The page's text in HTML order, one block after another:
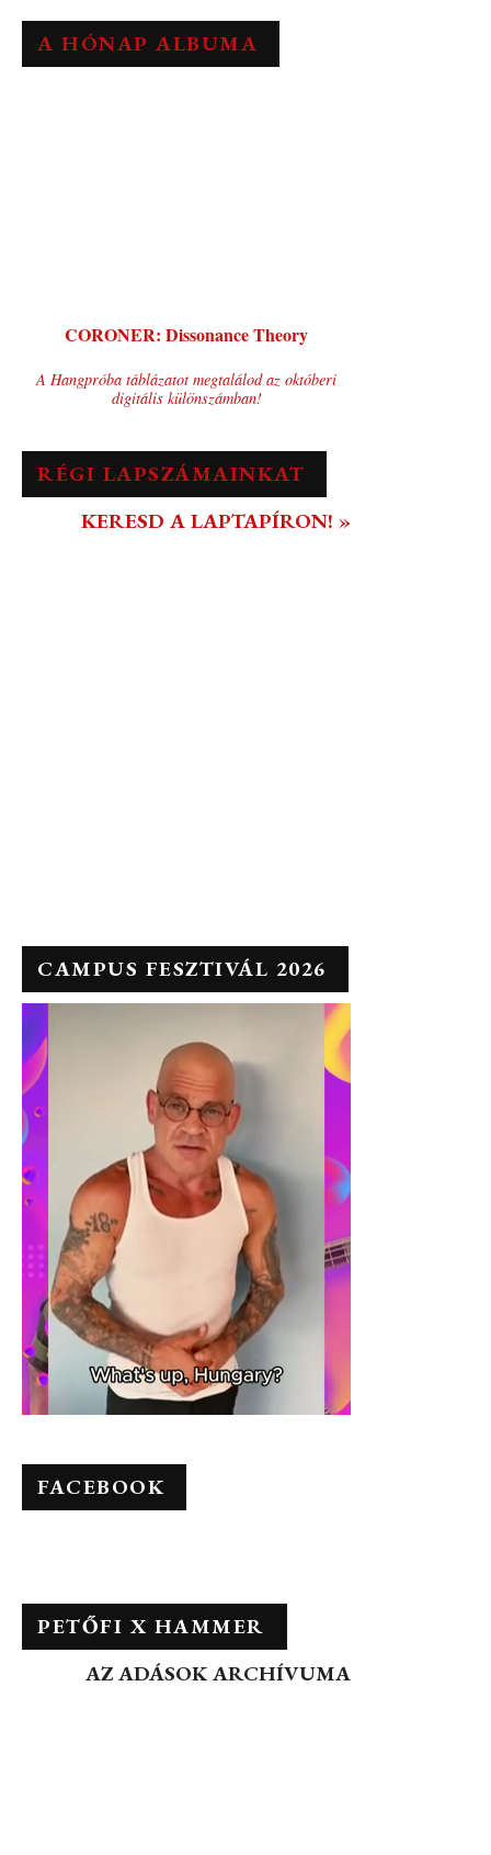
A HÓNAP ALBUMA
CORONER: Dissonance Theory
A Hangpróba táblázatot megtalálod az októberi
digitális különszámban!
RÉGI LAPSZÁMAINKAT
KERESD A LAPTAPÍRON! »
CAMPUS FESZTIVÁL 2026
FACEBOOK
PETŐFI X HAMMER
AZ ADÁSOK ARCHÍVUMA